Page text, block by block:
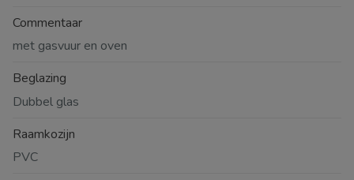
Commentaar
met gasvuur en oven
Beglazing
Dubbel glas
Raamkozijn
PVC